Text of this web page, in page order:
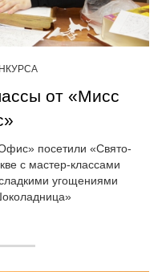
от «Мисс
посетили «Свято-
с мастер-классами
угощениями